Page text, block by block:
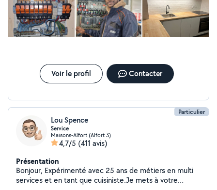
Voir le profil Contacter
Particulier
Lou Spence
Service
Maisons-Alfort (Alfort 3)
4,7/5 (411 avis)
Présentation
Bonjour, Expérimenté avec 25 ans de métiers en multi
services et en tant que cuisiniste.Je mets à votre